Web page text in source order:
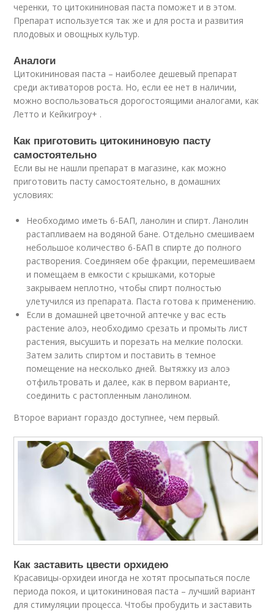
черенки, то цитокининовая паста поможет и в этом.
Препарат используется так же и для роста и развития
плодовых и овощных культур.
Аналоги
Цитокининовая паста ­– наиболее дешевый препарат
среди активаторов роста. Но, если ее нет в наличии,
можно воспользоваться дорогостоящими аналогами, как
Летто и Кейкигроу+ .
Как приготовить цитокининовую пасту
самостоятельно
Если вы не нашли препарат в магазине, как можно
приготовить пасту самостоятельно, в домашних
условиях:
Необходимо иметь 6-БАП, ланолин и спирт. Ланолин
растапливаем на водяной бане. Отдельно смешиваем
небольшое количество 6-БАП в спирте до полного
растворения. Соединяем обе фракции, перемешиваем
и помещаем в емкости с крышками, которые
закрываем неплотно, чтобы спирт полностью
улетучился из препарата. Паста готова к применению.
Если в домашней цветочной аптечке у вас есть
растение алоэ, необходимо срезать и промыть лист
растения, высушить и порезать на мелкие полоски.
Затем залить спиртом и поставить в темное
помещение на несколько дней. Вытяжку из алоэ
отфильтровать и далее, как в первом варианте,
соединить с растопленным ланолином.
Второе вариант гораздо доступнее, чем первый.
Как заставить цвести орхидею
Красавицы-орхидеи иногда не хотят просыпаться после
периода покоя, и цитокининовая паста – лучший вариант
для стимуляции процесса. Чтобы пробудить и заставить